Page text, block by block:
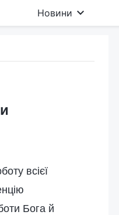
Новини
всієї
Бога й